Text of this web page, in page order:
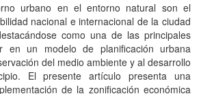
urbano en el entorno natural son el
nacional e internacional de la ciudad
como una de las principales
en un modelo de planificación urbana
del medio ambiente y al desarrollo
El presente artículo presenta una
de la zonificación económica